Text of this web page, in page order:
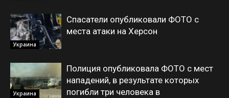
Украина
Спасатели опубликовали ФОТО с
места атаки на Херсон
Украина
Полиция опубликовала ФОТО с мест
нападений, в результате которых
погибли три человека в